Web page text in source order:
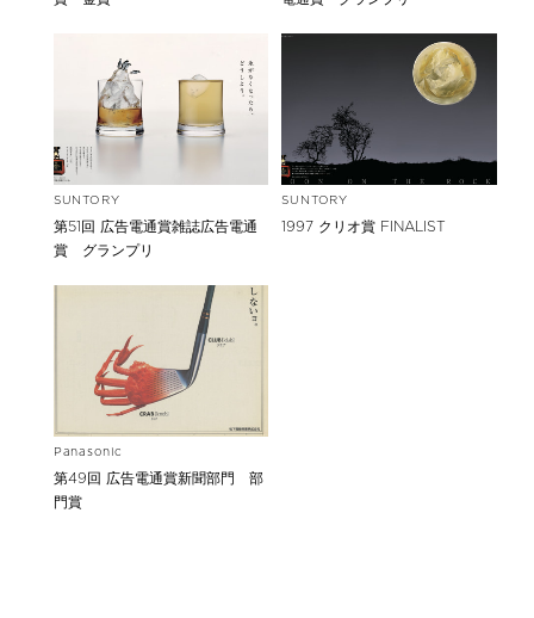
SUNTORY
第51回 広告電通賞雑誌広告電通
賞 グランプリ
SUNTORY
1997 クリオ賞 FINALIST
Panasonic
第49回 広告電通賞新聞部門 部
門賞